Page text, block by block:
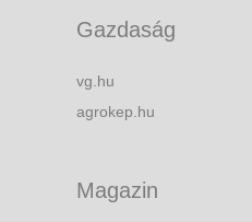
Gazdaság
vg.hu
agrokep.hu
Magazin